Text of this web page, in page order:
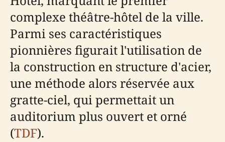
complexe théâtre-hôtel de la ville.
Parmi ses caractéristiques
pionnières figurait l'utilisation de
la construction en structure d'acier,
une méthode alors réservée aux
gratte-ciel, qui permettait un
auditorium plus ouvert et orné
(TDF).